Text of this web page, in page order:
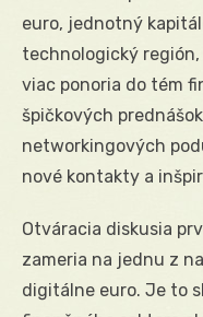
euro, jednotný
technologický
viac ponoria do tém
špičkových
networkingových
nové kontakty a
Otváracia diskusia
zameria na jednu z
digitálne euro. Je to